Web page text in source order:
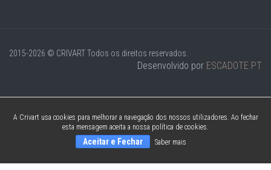
2015-2026 © CRIVARTTodos os direitos reservados.
Desenvolvido por ESCADOTE.PT
A Crivart usa cookies para melhorar a navegação dos nossos utilizadores. Ao fechar
esta mensagem aceita a nossa política de cookies.
Aceitar e Fechar Saber mais